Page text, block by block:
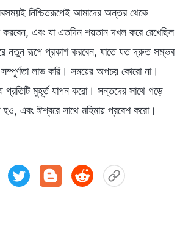
নিশ্চিতরূপেই আমাদের অন্তর থেকে
এবং যা এতদিন শয়তান দখল করে রেখেছিল
নতুন রূপে প্রকাশ করবেন, যাতে যত দ্রুত সম্ভব
লাভ করি। সময়ের অপচয় কোরো না।
প্রতিটি মুহূর্ত যাপন করো। সন্তদের সাথে গড়ে
এবং ঈশ্বরে সাথে মহিমায় প্রবেশ করো।